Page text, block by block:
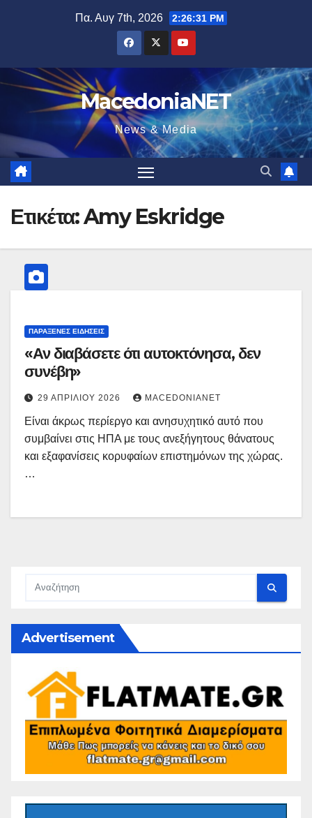
Πα. Αυγ 7th, 2026 2:26:32 PM
MacedoniaNET
News & Media
Ετικέτα:Amy Eskridge
ΠΑΡΆΞΕΝΕΣ ΕΙΔΉΣΕΙΣ
«Αν διαβάσετε ότι αυτοκτόνησα, δεν
συνέβη»
29 ΑΠΡΙΛΊΟΥ 2026 MACEDONIANET
Είναι άκρως περίεργο και ανησυχητικό αυτό που
συμβαίνει στις ΗΠΑ με τους ανεξήγητους θάνατους
και εξαφανίσεις κορυφαίων επιστημόνων της χώρας.
…
Advertisement